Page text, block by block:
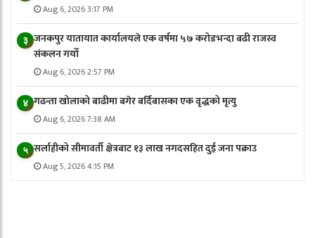
Aug 6, 2026 3:17 PM
३ जनकपुर यातायात कार्यालयले एक वर्षमा ५७ करोडभन्दा बढी राजस्व
संकलन गर्याे
Aug 6, 2026 2:57 PM
४ गढन्ता खोलाको बाढीमा बगेर बर्दिबासका एक वृद्धको मृत्यु
Aug 6, 2026 7:38 AM
५ सर्लाहीको सीमावर्ती क्षेत्रबाट १३ लाख नगदसहित दुई जना पक्राउ
Aug 5, 2026 4:15 PM